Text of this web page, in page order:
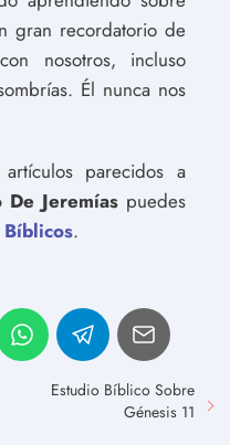
gran recordatorio de
nosotros, incluso
Él nunca nos
parecidos a
Jeremíaspuedes
Bíblicos.
Estudio Bíblico Sobre
Génesis 11